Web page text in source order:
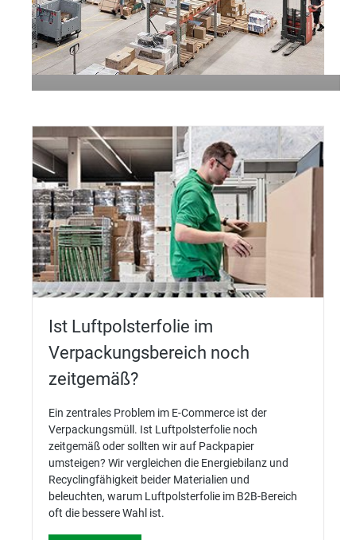
Effiziente Lagerhaltung und
Distribution Ihrer C-Artikel
Mehr erfahren
Ist Luftpolsterfolie im
Verpackungsbereich noch
zeitgemäß?
Ein zentrales Problem im E-Commerce ist der
Verpackungsmüll. Ist Luftpolsterfolie noch
zeitgemäß oder sollten wir auf Packpapier
umsteigen? Wir vergleichen die Energiebilanz und
Recyclingfähigkeit beider Materialien und
beleuchten, warum Luftpolsterfolie im B2B-Bereich
oft die bessere Wahl ist.